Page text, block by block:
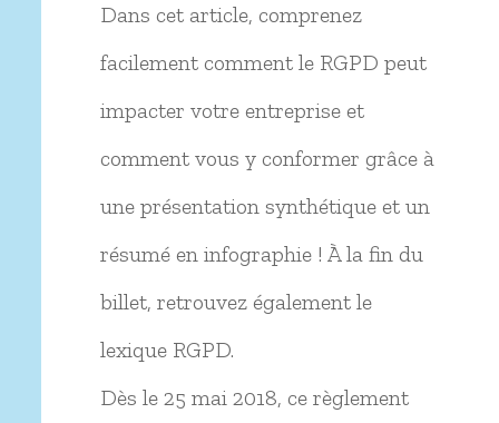
Dans cet article, comprenez
facilement comment le RGPD peut
impacter votre entreprise et
comment vous y conformer grâce à
une présentation synthétique et un
résumé en infographie ! À la fin du
billet, retrouvez également le
lexique RGPD.
Dès le 25 mai 2018, ce règlement